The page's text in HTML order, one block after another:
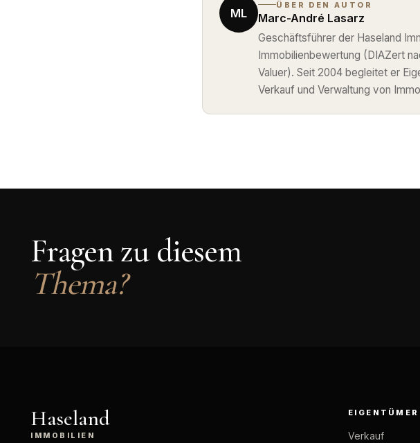
ML
ÜBER DEN AUTOR
Marc-André Lasarz
Geschäftsführer der Haseland
Immobilienbewertung (DIAZert
Valuer). Seit 2004 begleitet er
Verkauf und Verwaltung von
Fragen zu diesem
Thema?
Haseland
IMMOBILIEN
EIGENTÜMER
Verkauf